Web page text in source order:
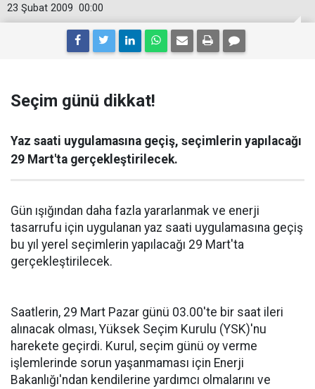
00:00
23 Şubat 2009
Seçim günü dikkat!
Yaz saati uygulamasına geçiş, seçimlerin yapılacağı
29 Mart'ta gerçekleştirilecek.
Gün ışığından daha fazla yararlanmak ve enerji
tasarrufu için uygulanan yaz saati uygulamasına geçiş
bu yıl yerel seçimlerin yapılacağı 29 Mart'ta
gerçekleştirilecek.
Saatlerin, 29 Mart Pazar günü 03.00'te bir saat ileri
alınacak olması, Yüksek Seçim Kurulu (YSK)'nu
harekete geçirdi. Kurul, seçim günü oy verme
işlemlerinde sorun yaşanmaması için Enerji
Bakanlığı'ndan kendilerine yardımcı olmalarını ve